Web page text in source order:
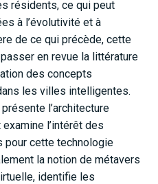
résidents, ce qui peut
à l’évolutivité et à
de ce qui précède, cette
en revue la littérature
des concepts
les villes intelligentes.
l’architecture
l’intérêt des
pour cette technologie
la notion de métavers
identifie les